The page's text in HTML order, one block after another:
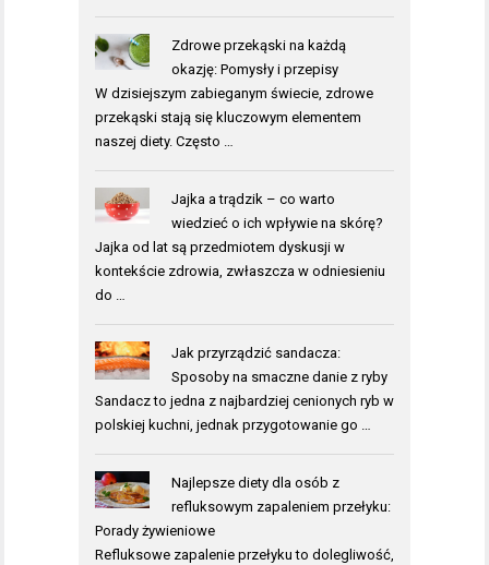
Zdrowe przekąski na każdą
okazję: Pomysły i przepisy
W dzisiejszym zabieganym świecie, zdrowe
przekąski stają się kluczowym elementem
naszej diety. Często …
Jajka a trądzik – co warto
wiedzieć o ich wpływie na skórę?
Jajka od lat są przedmiotem dyskusji w
kontekście zdrowia, zwłaszcza w odniesieniu
do …
Jak przyrządzić sandacza:
Sposoby na smaczne danie z ryby
Sandacz to jedna z najbardziej cenionych ryb w
polskiej kuchni, jednak przygotowanie go …
Najlepsze diety dla osób z
refluksowym zapaleniem przełyku:
Porady żywieniowe
Refluksowe zapalenie przełyku to dolegliwość,